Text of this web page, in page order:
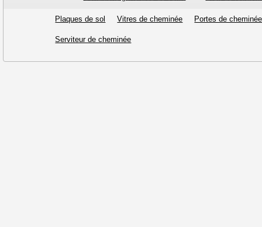
Plaques de sol Vitres de cheminée Portes de cheminée
Serviteur de cheminée